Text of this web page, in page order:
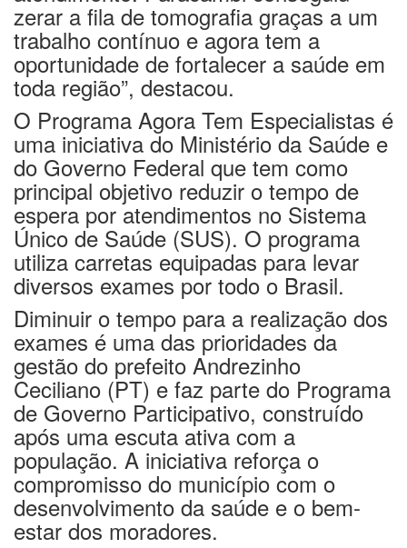
zerar a fila de tomografia graças a um
trabalho contínuo e agora tem a
oportunidade de fortalecer a saúde em
toda região”, destacou.
O Programa Agora Tem Especialistas é
uma iniciativa do Ministério da Saúde e
do Governo Federal que tem como
principal objetivo reduzir o tempo de
espera por atendimentos no Sistema
Único de Saúde (SUS). O programa
utiliza carretas equipadas para levar
diversos exames por todo o Brasil.
Diminuir o tempo para a realização dos
exames é uma das prioridades da
gestão do prefeito Andrezinho
Ceciliano (PT) e faz parte do Programa
de Governo Participativo, construído
após uma escuta ativa com a
população. A iniciativa reforça o
compromisso do município com o
desenvolvimento da saúde e o bem-
estar dos moradores.